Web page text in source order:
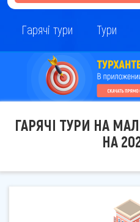
Гарячі тури Тури
ГАРЯЧІ ТУРИ НА
НА